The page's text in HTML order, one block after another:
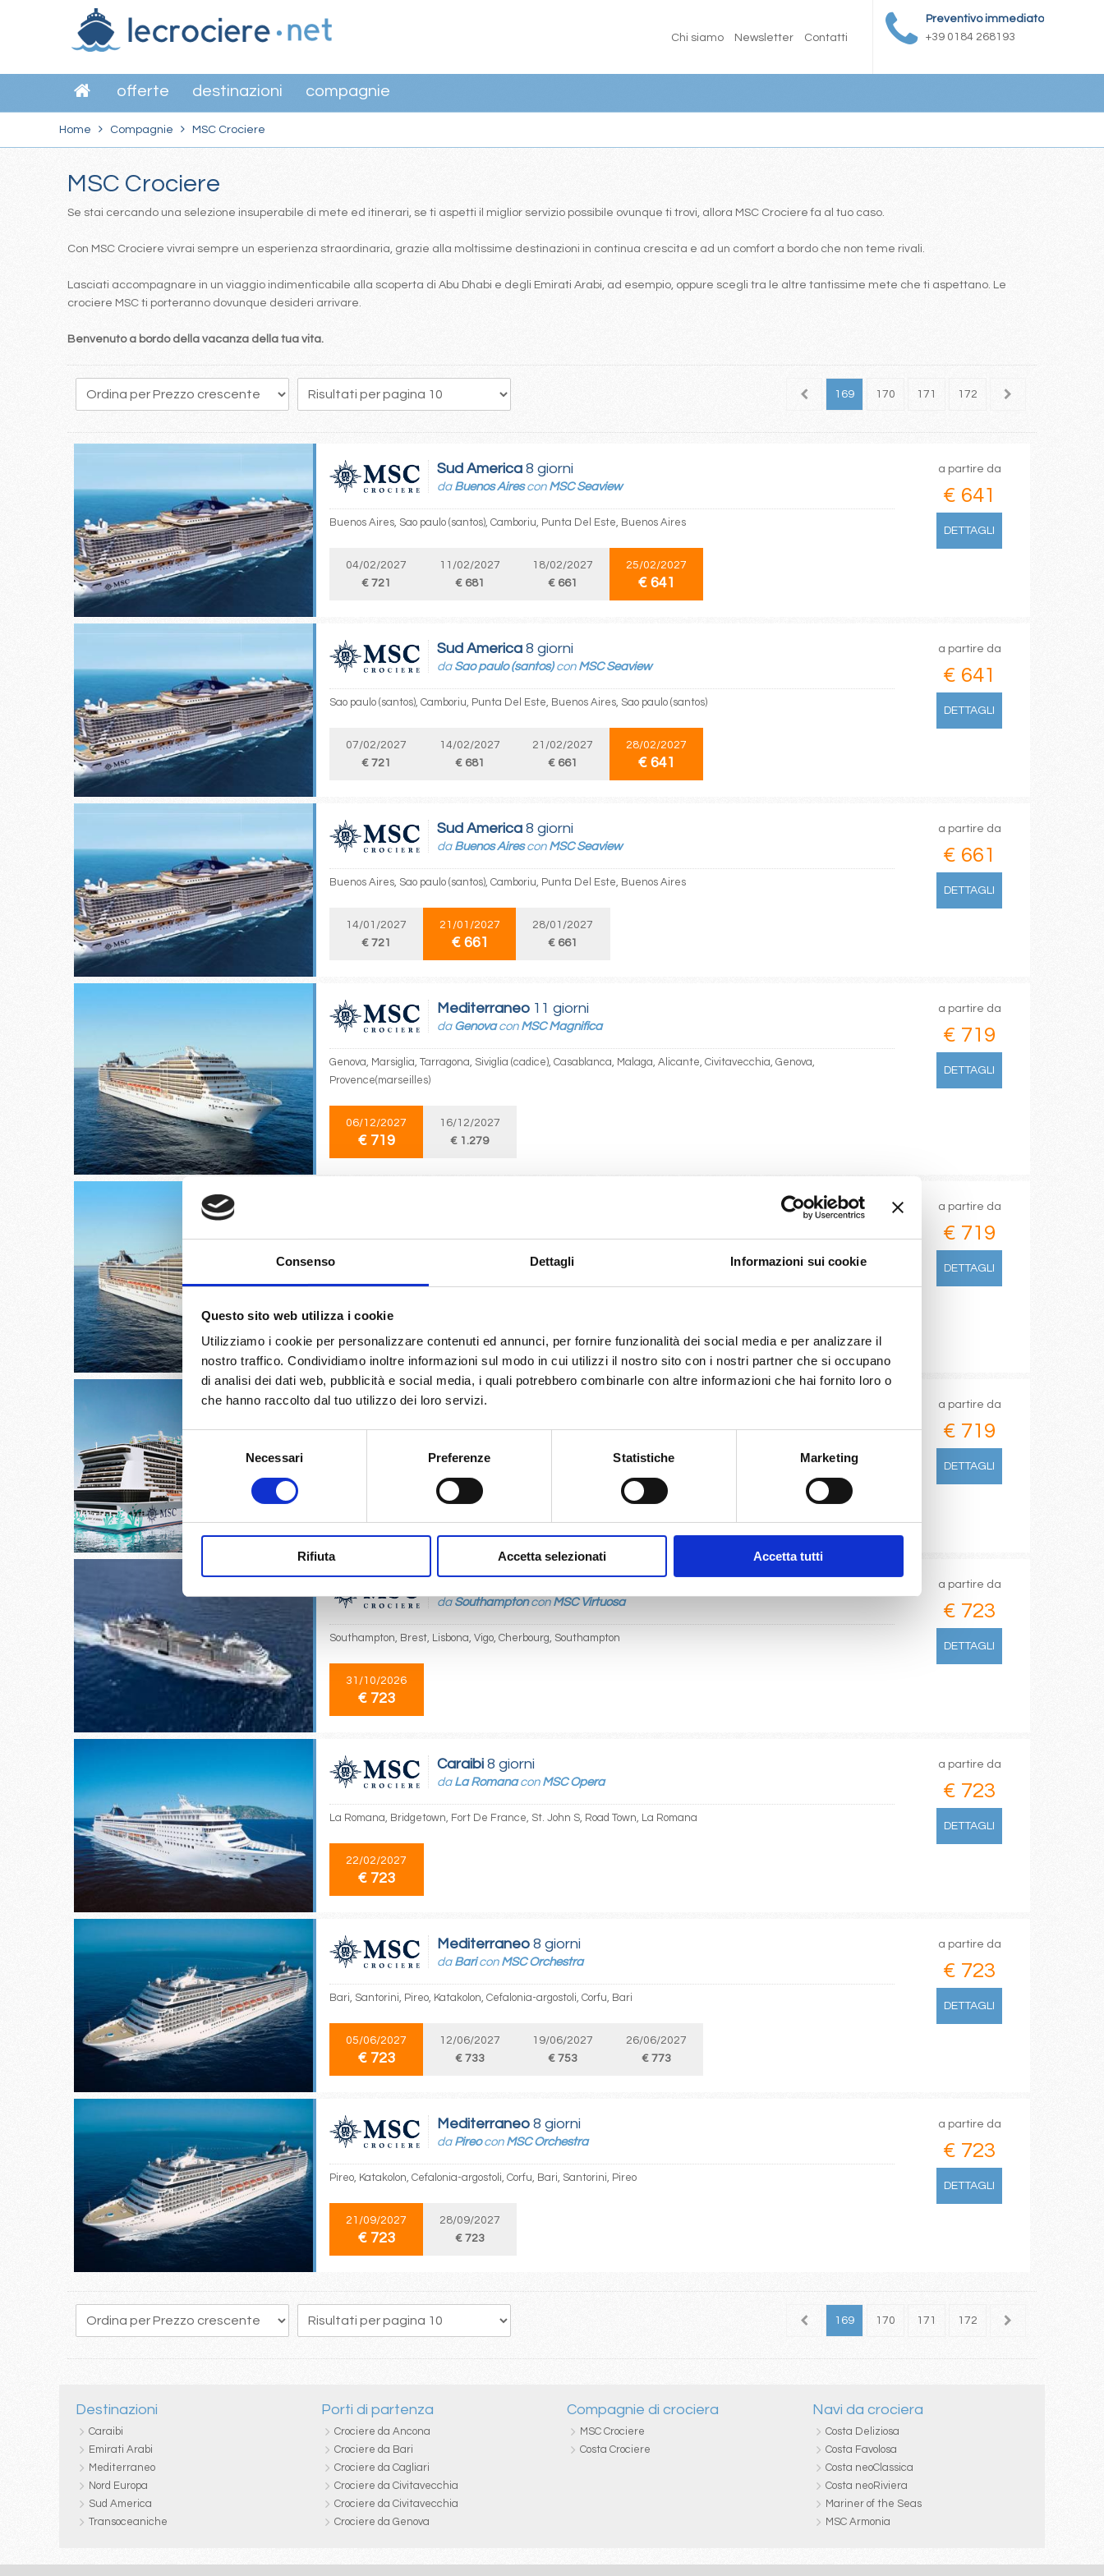
Consenso Dettagli Informazioni sui cookie
Questo sito web utilizza i cookie
Utilizziamo i cookie per personalizzare contenuti ed annunci, per fornire funzionalità dei social media e per analizzare il
nostro traffico. Condividiamo inoltre informazioni sul modo in cui utilizzi il nostro sito con i nostri partner che si occupano
di analisi dei dati web, pubblicità e social media, i quali potrebbero combinarle con altre informazioni che hai fornito loro o
che hanno raccolto dal tuo utilizzo dei loro servizi.
Selezione
del
consenso
Necessari Preferenze Statistiche Marketing
Rifiuta Accetta selezionati Accetta tutti
Preventivo immediato
+39 0184 268193
Chi siamo Newsletter Contatti
offerte destinazioni compagnie
Home Compagnie MSC Crociere
MSC Crociere
Se stai cercando una selezione insuperabile di mete ed itinerari, se ti aspetti il miglior servizio possibile ovunque ti trovi, allora MSC Crociere fa al tuo caso.
Con MSC Crociere vivrai sempre un esperienza straordinaria, grazie alla moltissime destinazioni in continua crescita e ad un comfort a bordo che non teme rivali.
Lasciati accompagnare in un viaggio indimenticabile alla scoperta di Abu Dhabi e degli Emirati Arabi, ad esempio, oppure scegli tra le altre tantissime mete che ti aspettano. Le
crociere MSC ti porteranno dovunque desideri arrivare.
Benvenuto a bordo della vacanza della tua vita.
151 152 153 154 155 156 157 158 159 161 168 169 170 171 172 173
Sud America 8 giorni
da Buenos Airescon MSC Seaview
Buenos Aires, Sao paulo (santos), Camboriu, Punta Del Este, Buenos Aires
04/02/2027
€ 721
11/02/2027
€ 681
18/02/2027
€ 661
25/02/2027
€ 641
a partire da
€ 641
DETTAGLI
Sud America 8 giorni
da Sao paulo (santos)con MSC Seaview
Sao paulo (santos), Camboriu, Punta Del Este, Buenos Aires, Sao paulo (santos)
07/02/2027
€ 721
14/02/2027
€ 681
21/02/2027
€ 661
28/02/2027
€ 641
a partire da
€ 641
DETTAGLI
Sud America 8 giorni
da Buenos Airescon MSC Seaview
Buenos Aires, Sao paulo (santos), Camboriu, Punta Del Este, Buenos Aires
14/01/2027
€ 721
21/01/2027
€ 661
28/01/2027
€ 661
a partire da
€ 661
DETTAGLI
Mediterraneo 11 giorni
da Genovacon MSC Magnifica
Genova, Marsiglia, Tarragona, Siviglia (cadice), Casablanca, Malaga, Alicante, Civitavecchia, Genova,
Provence(marseilles)
06/12/2027
€ 719
16/12/2027
€ 1.279
a partire da
€ 719
DETTAGLI
Tarragona, Siviglia (cadice), Casablanca, Malaga, Alicante, Civitavecchia, Genova, Marsiglia, Tarragona,
08/12/2027
€ 719
a partire da
€ 719
DETTAGLI
Nord Europa
Barcellona, Alicante, Gibilterra, Siviglia (cadice), La Coruna, Bilbao, La rochelle, Kiel canal
€ 719
a partire da
€ 719
DETTAGLI
da Southamptoncon MSC Virtuosa
Southampton, Brest, Lisbona, Vigo, Cherbourg, Southampton
31/10/2026
€ 723
a partire da
€ 723
DETTAGLI
Caraibi 8 giorni
da La Romanacon MSC Opera
La Romana, Bridgetown, Fort De France, St. John S, Road Town, La Romana
22/02/2027
€ 723
a partire da
€ 723
DETTAGLI
Mediterraneo 8 giorni
da Baricon MSC Orchestra
Bari, Santorini, Pireo, Katakolon, Cefalonia-argostoli, Corfu, Bari
05/06/2027
€ 723
12/06/2027
€ 733
19/06/2027
€ 753
26/06/2027
€ 773
a partire da
€ 723
DETTAGLI
Mediterraneo 8 giorni
da Pireocon MSC Orchestra
Pireo, Katakolon, Cefalonia-argostoli, Corfu, Bari, Santorini, Pireo
21/09/2027
€ 723
28/09/2027
€ 723
a partire da
€ 723
DETTAGLI
151 152 153 154 155 156 157 158 159 161 168 169 170 171 172 173
Destinazioni
Caraibi
Emirati Arabi
Mediterraneo
Nord Europa
Sud America
Transoceaniche
Porti di partenza
Crociere da Ancona
Crociere da Bari
Crociere da Cagliari
Crociere da Civitavecchia
Crociere da Civitavecchia
Crociere da Genova
Compagnie di crociera
MSC Crociere
Costa Crociere
Navi da crociera
Costa Deliziosa
Costa Favolosa
Costa neoClassica
Costa neoRiviera
Mariner of the Seas
MSC Armonia